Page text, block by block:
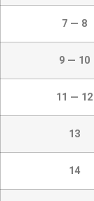
7 — 8
9 — 10
11 — 12
13
14